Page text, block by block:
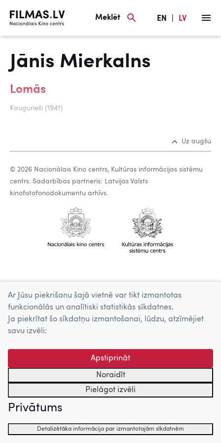
Meklēt EN LV
Jānis Mierkalns
Lomās
Kaugurieši (1941)
Uz augšu
© 2026 Nacionālais Kino centrs, Kultūras informācijas sistēmu
centrs. Sadarbības partneris: Latvijas Valsts
kinofotofonodokumentu arhīvs.
Ar Jūsu piekrišanu šajā vietnē var tikt izmantotas
funkcionālās un analītiski statistikās sīkdatnes.
Ja piekrītat šo sīkdatņu izmantošanai, lūdzu, atzīmējiet
savu izvēli:
Apstiprināt
Noraidīt
Pielāgot izvēli
Privātums
Detalizētāka informācija par izmantotajām sīkdatnēm